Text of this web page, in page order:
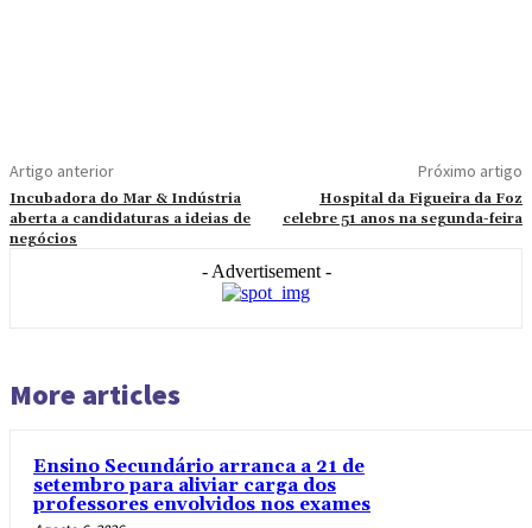
Artigo anterior
Incubadora do Mar & Indústria
aberta a candidaturas a ideias de
negócios
Próximo artigo
Hospital da Figueira da Foz
celebre 51 anos na segunda-feira
- Advertisement -
More articles
Ensino Secundário arranca a 21 de
setembro para aliviar carga dos
professores envolvidos nos exames